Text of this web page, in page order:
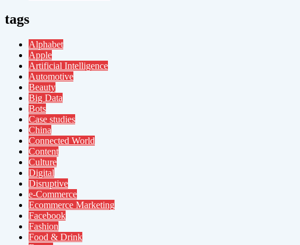
tags
Alphabet
Apple
Artificial Intelligence
Automotive
Beauty
Big Data
Bots
Case studies
China
Connected World
Content
Culture
Digital
Disruptive
e-Commerce
Ecommerce Marketing
Facebook
Fashion
Food & Drink